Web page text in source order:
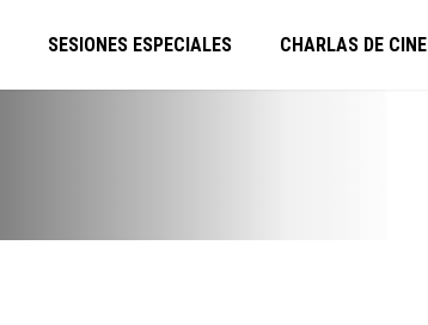
SESIONES ESPECIALES CHARLAS DE CINE